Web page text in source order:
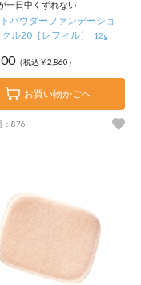
一日中くずれない
パウダーファンデーショ
ル20［レフィル］
12g
（税込￥2,860）
お買い物かごへ
：876